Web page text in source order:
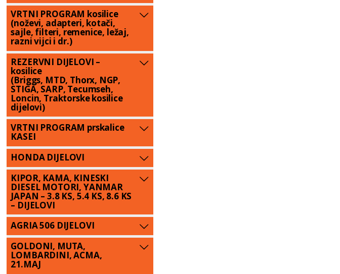
VRTNI PROGRAM kosilice
(noževi, adapteri, kotači,
sajle, filteri, remenice, ležaj,
razni vijci i dr.)
REZERVNI DIJELOVI –
kosilice
(Briggs, MTD, Thorx, NGP,
STIGA, SARP, Tecumseh,
Loncin, Traktorske kosilice
dijelovi)
VRTNI PROGRAM prskalice
KASEI
HONDA DIJELOVI
KIPOR, KAMA, KINESKI
DIESEL MOTORI, YANMAR
JAPAN – 3.8 KS, 5.4 KS, 8.6 KS
– DIJELOVI
AGRIA 506 DIJELOVI
GOLDONI, MUTA,
LOMBARDINI, ACMA,
21.MAJ